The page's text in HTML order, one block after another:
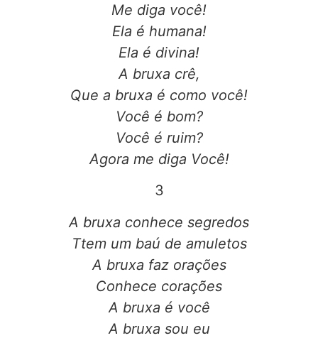
Me diga você!
Ela é humana!
Ela é divina!
A bruxa crê,
Que a bruxa é como você!
Você é bom?
Você é ruim?
Agora me diga Você!
3
A bruxa conhece segredos
Ttem um baú de amuletos
A bruxa faz orações
Conhece corações
A bruxa é você
A bruxa sou eu